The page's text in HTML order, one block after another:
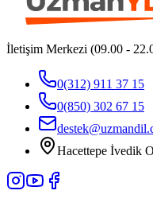
İletişim Merkezi (09.00 -
0(312) 911 37 15
0(850) 302 67 15
Hacettepe İvedik